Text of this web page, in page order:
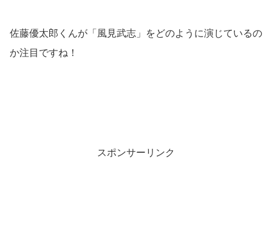
佐藤優太郎くんが「風見武志」をどのように演じているの
か注目ですね！
スポンサーリンク